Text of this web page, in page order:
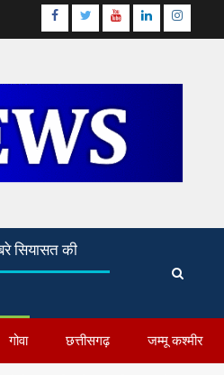
Facebook
TwitterYoutubeLinkedin
सियासत की
गोवा छत्तीसगढ़ जम्मू कश्मीर